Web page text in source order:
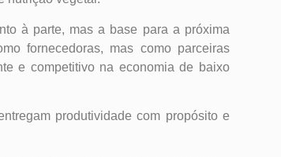
à parte, mas a base para a próxima
fornecedoras, mas como parceiras
e competitivo na economia de baixo
produtividade com propósito e